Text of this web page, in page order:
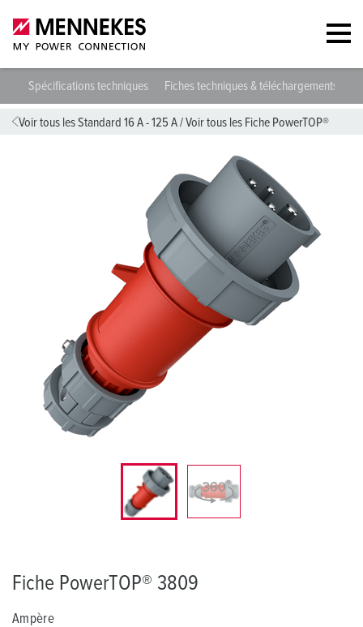
Spécifications techniques Fiches techniques & téléchargements
Voir tous les Standard 16 A - 125 A/Voir tous les Fiche PowerTOP®
Fiche PowerTOP® 3809
Ampère